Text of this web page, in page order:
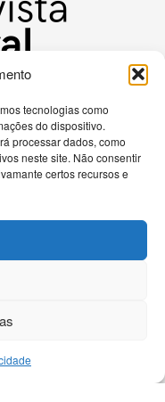
tecnologias como
do dispositivo.
processar dados, como
neste site. Não consentir
certos recursos e
dedicada a
você encontrará
computadores
eletrônicos.
e tutoriais passo a
no universo